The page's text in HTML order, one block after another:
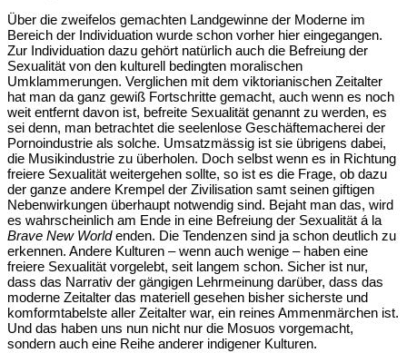
Über die zweifelos gemachten Landgewinne der Moderne im
Bereich der Individuation wurde schon vorher hier eingegangen.
Zur Individuation dazu gehört natürlich auch die Befreiung der
Sexualität von den kulturell bedingten moralischen
Umklammerungen. Verglichen mit dem viktorianischen Zeitalter
hat man da ganz gewiß Fortschritte gemacht, auch wenn es noch
weit entfernt davon ist, befreite Sexualität genannt zu werden, es
sei denn, man betrachtet die seelenlose Geschäftemacherei der
Pornoindustrie als solche. Umsatzmässig ist sie übrigens dabei,
die Musikindustrie zu überholen. Doch selbst wenn es in Richtung
freiere Sexualität weitergehen sollte, so ist es die Frage, ob dazu
der ganze andere Krempel der Zivilisation samt seinen giftigen
Nebenwirkungen überhaupt notwendig sind. Bejaht man das, wird
es wahrscheinlich am Ende in eine Befreiung der Sexualität á la
Brave New Worldenden. Die Tendenzen sind ja schon deutlich zu
erkennen. Andere Kulturen – wenn auch wenige – haben eine
freiere Sexualität vorgelebt, seit langem schon. Sicher ist nur,
dass das Narrativ der gängigen Lehrmeinung darüber, dass das
moderne Zeitalter das materiell gesehen bisher sicherste und
komformtabelste aller Zeitalter war, ein reines Ammenmärchen ist.
Und das haben uns nun nicht nur die Mosuos vorgemacht,
sondern auch eine Reihe anderer indigener Kulturen.